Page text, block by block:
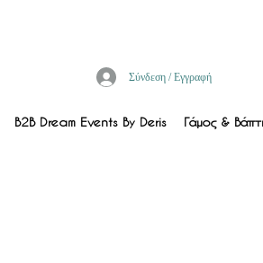
Σύνδεση / Εγγραφή
B2B Dream Events By Deris Γάμος &